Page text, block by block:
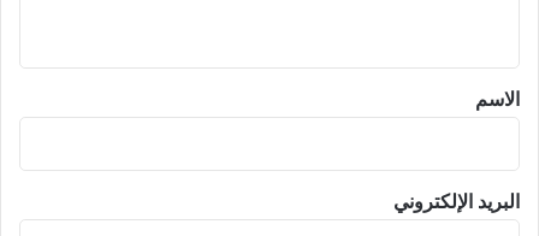
*
الاسم
البريد الإلكتروني